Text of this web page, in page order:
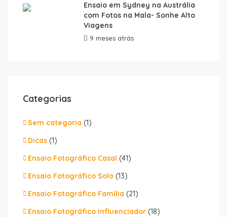
Ensaio em Sydney na Austrália
com Fotos na Mala- Sonhe Alto
Viagens
9 meses atrás
Categorias
Sem categoria (1)
Dicas (1)
Ensaio Fotográfico Casal (41)
Ensaio Fotográfico Solo (13)
Ensaio Fotográfico Família (21)
Ensaio Fotográfico Influenciador (18)